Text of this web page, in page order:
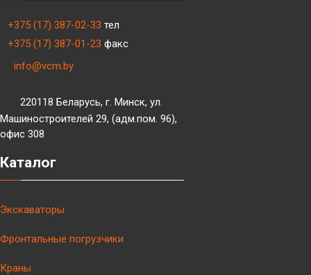
+375 (17) 387-02-33 тел
+375 (17) 387-01-23 факс
info@vcm.by
220118 Беларусь, г. Минск, ул.
Машиностроителей 29, (адм.пом. 96),
офис 308
Каталог
Экскаваторы
Фронтальные погрузчики
Краны